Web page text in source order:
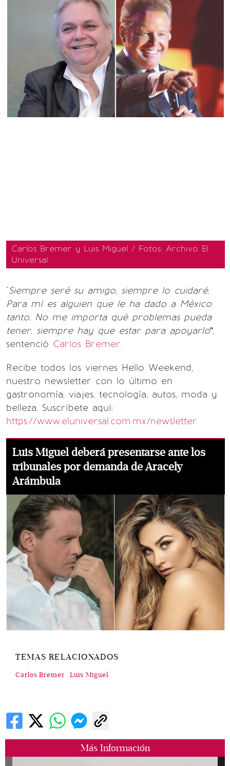
Más Información
Carlos Bremer y Luis Miguel / Fotos: Archivo El
Universal
"Siempre seré su amigo, siempre lo cuidaré.
Para mí es alguien que le ha dado a México
tanto. No me importa qué problemas pueda
tener, siempre hay que estar para apoyarlo”,
sentenció Carlos Bremer.
Recibe todos los viernes Hello Weekend,
nuestro newsletter con lo último en
gastronomía, viajes, tecnología, autos, moda y
belleza. Suscríbete aquí:
https://www.eluniversal.com.mx/newsletter
Luis Miguel deberá presentarse ante los
tribunales por demanda de Aracely
Arámbula
TEMAS RELACIONADOS
Carlos Bremer Luis Miguel